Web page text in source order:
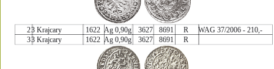
2
3
3 Krajcary
3 Krajcary
1622
1622
Ag 0,90g
Ag 0,90g
3627
3627
8691
8691
R
R
WAG 37/2006 - 210,-